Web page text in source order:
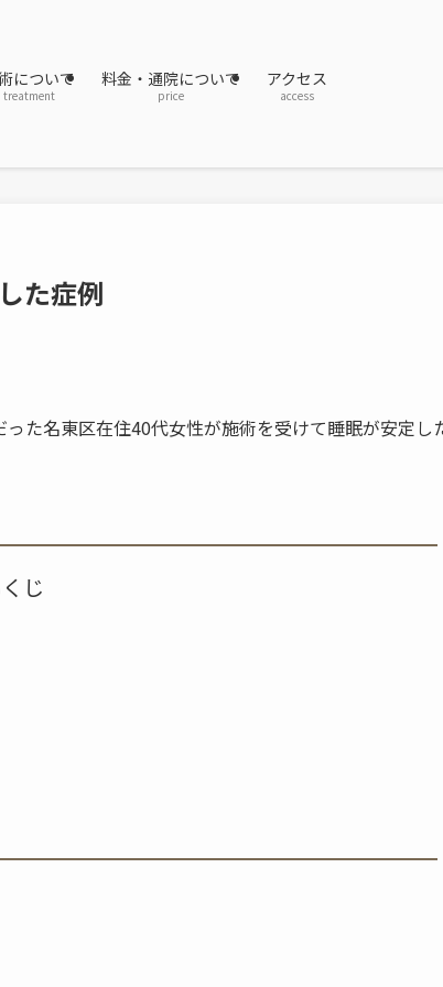
について
treatment
料金・通院について
price
アクセス
access
た症例
た名東区在住40代女性が施術を受けて睡眠が安定し
じ